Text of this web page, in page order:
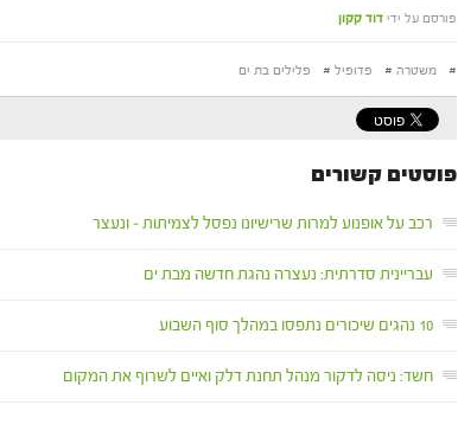
פורסם על ידי דוד קקון
# משטרה # פדופיל # פלילים בת ים
פוסטים קשורים
רכב על אופנוע למרות שרישיונו נפסל לצמיתות – ונעצר
עבריינית סדרתית: נעצרה נהגת חדשה מבת ים
10 נהגים שיכורים נתפסו במהלך סוף השבוע
חשד: ניסה לדקור מנהל תחנת דלק ואיים לשרוף את המקום